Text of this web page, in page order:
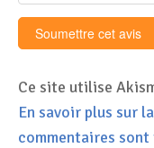
Ce site utilise
En savoir plus sur
commentaires